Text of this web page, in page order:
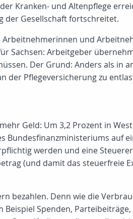
Kranken- und Altenpflege
der Gesellschaft fortschreitet.
und
Sachsen: Arbeitgeber
Der Grund: Anders als in
der Pflegeversicherung zu
Geld: Um 3,2 Prozent in
auf
werden und eine
(und damit das steuerfreie
bezahlen. Denn wie die
Spenden,